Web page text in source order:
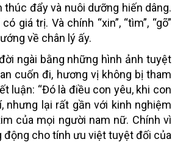
đẩy và nuôi dưỡng hiến dâng.
giá trị. Và chính “xin”, “tìm”, “gõ”
về chân lý ấy.
ngài bằng những hình ảnh tuyệt
cuốn đi, hương vị không bị tham
luận: “Đó là điều con yêu, khi con
nhưng lại rất gần với kinh nghiệm
của mọi người nam nữ. Chính vì
cho tính ưu việt tuyệt đối của